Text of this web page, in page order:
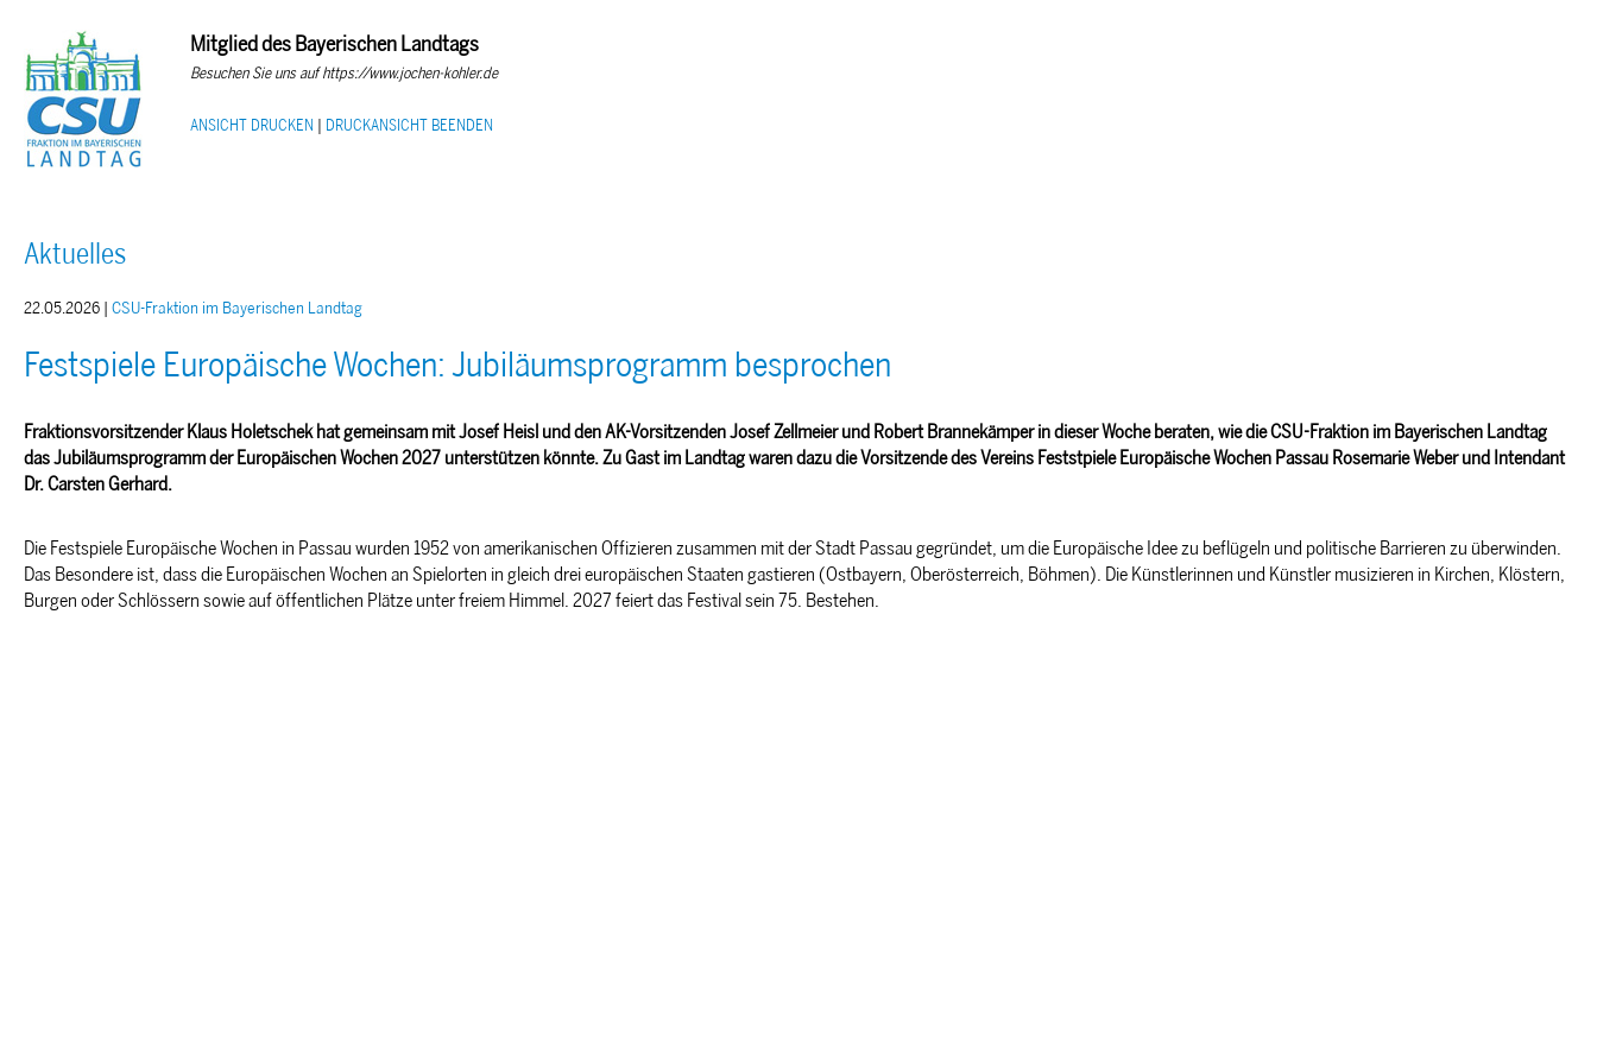
Mitglied des Bayerischen Landtags
Besuchen Sie uns auf https://www.jochen-kohler.de
ANSICHT DRUCKEN DRUCKANSICHT BEENDEN
Aktuelles
22.05.2026 | CSU-Fraktion im Bayerischen Landtag
Festspiele Europäische Wochen: Jubiläumsprogramm besprochen
Fraktionsvorsitzender Klaus Holetschek hat gemeinsam mit Josef Heisl und den AK-Vorsitzenden Josef Zellmeier und Robert Brannekämper in dieser Woche beraten, wie die CSU-Fraktion im Bayerischen Landtag
das Jubiläumsprogramm der Europäischen Wochen 2027 unterstützen könnte. Zu Gast im Landtag waren dazu die Vorsitzende des Vereins Feststpiele Europäische Wochen Passau Rosemarie Weber und Intendant
Dr. Carsten Gerhard.
Die Festspiele Europäische Wochen in Passau wurden 1952 von amerikanischen Offizieren zusammen mit der Stadt Passau gegründet, um die Europäische Idee zu beflügeln und politische Barrieren zu überwinden.
Das Besondere ist, dass die Europäischen Wochen an Spielorten in gleich drei europäischen Staaten gastieren (Ostbayern, Oberösterreich, Böhmen). Die Künstlerinnen und Künstler musizieren in Kirchen, Klöstern,
Burgen oder Schlössern sowie auf öffentlichen Plätze unter freiem Himmel. 2027 feiert das Festival sein 75. Bestehen.